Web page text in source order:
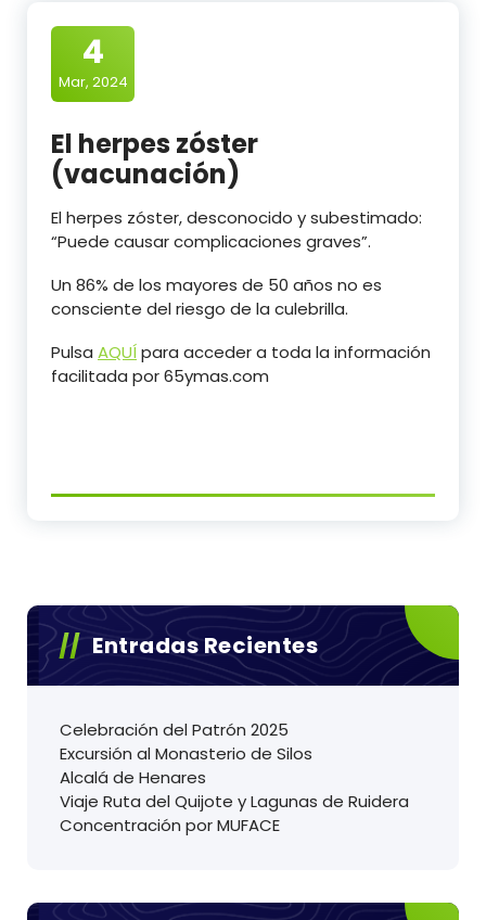
4
Mar, 2024
El herpes zóster
(vacunación)
El herpes zóster, desconocido y subestimado:
“Puede causar complicaciones graves”.
Un 86% de los mayores de 50 años no es
consciente del riesgo de la culebrilla.
Pulsa AQUÍpara acceder a toda la información
facilitada por 65ymas.com
Entradas Recientes
Celebración del Patrón 2025
Excursión al Monasterio de Silos
Alcalá de Henares
Viaje Ruta del Quijote y Lagunas de Ruidera
Concentración por MUFACE